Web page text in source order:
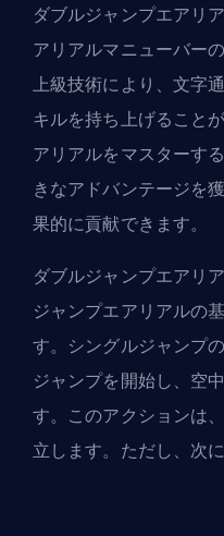
ダブルジャンプエアリ
アリアルマニューバー
上級技術により、文字
キルを持ち上げること
アリアルをマスターす
きなアドバンテージを
果的に貢献できます。
ダブルジャンプエアリ
ジャンプエアリアルの
す。シングルジャンプ
ジャンプを開始し、空
す。このアクションは
立します。ただし、次